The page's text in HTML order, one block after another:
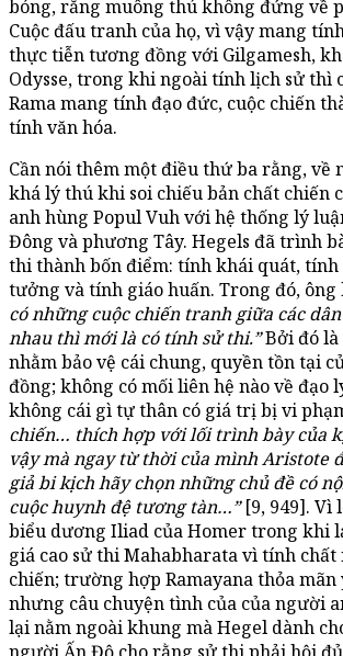
bóng, rằng muông thú không đứng về
Cuộc đấu tranh của họ, vì vậy mang
thực tiễn tương đồng với Gilgamesh,
Odysse, trong khi ngoài tính lịch sử thì
Rama mang tính đạo đức, cuộc chiến
tính văn hóa.
Cần nói thêm một điều thứ ba rằng, về
khá lý thú khi soi chiếu bản chất chiến
anh hùng Popul Vuh với hệ thống lý
Đông và phương Tây. Hegels đã trình
thi thành bốn điểm: tính khái quát,
tưởng và tính giáo huấn. Trong đó, ông
có những cuộc chiến tranh giữa các
nhau thì mới là có tính sử thi.”Bởi đó là
nhằm bảo vệ cái chung, quyền tồn tại
đồng; không có mối liên hệ nào về đạo
không cái gì tự thân có giá trị bị vi
chiến… thích hợp với lối trình bày của
vậy mà ngay từ thời của mình Aristote
giả bi kịch hãy chọn những chủ đề có
cuộc huynh đệ tương tàn…”[9, 949]. Vì
biểu dương Iliad của Homer trong khi
giá cao sử thi Mahabharata vì tính chất
chiến; trường hợp Ramayana thỏa
nhưng câu chuyện tình của của người
lại nằm ngoài khung mà Hegel dành
người Ấn Độ cho rằng sử thi phải hội